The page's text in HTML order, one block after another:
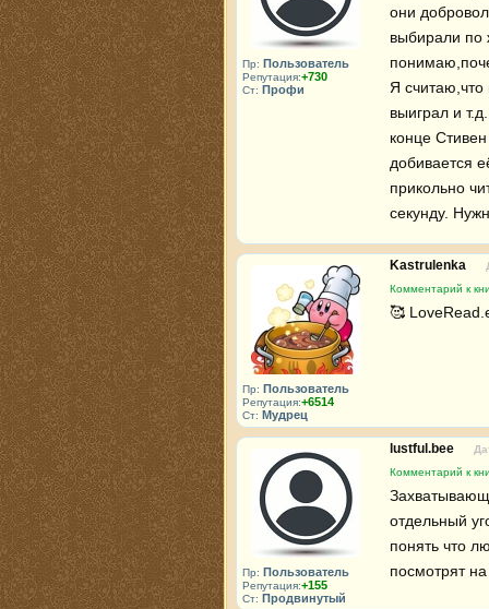
Пр: Пользователь
Репутация:+730
Ст: Профи
они
выбирали по
Я считаю,что
выиграл и
конце
добивается
прикольно
секунду.
Пр: Пользователь
Репутация:+6514
Ст: Мудрец
Kastrulenka
Комментарий к
🥰
Пр: Пользователь
Репутация:+155
Ст: Продвинутый
lustful.bee
Комментарий к
отдельный
понять что
посмотрят